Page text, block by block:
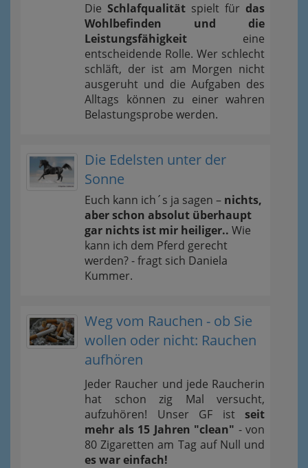
Die Schlafqualität spielt für das
Wohlbefinden und die
Leistungsfähigkeit eine
entscheidende Rolle. Wer schlecht
schläft, der ist am Morgen nicht
ausgeruht und die Aufgaben des
Alltags können zu einer wahren
Belastungsprobe werden.
Die Edelsten unter der
Sonne
Euch kann ich´s ja sagen – nichts,
aber schon absolut überhaupt
gar nichts ist mir heiliger.. Wie
kann ich dem Pferd gerecht
werden? - fragt sich Daniela
Kummer.
Weg vom Rauchen - ob Sie
wollen oder nicht: Rauchen
aufhören
Jeder Raucher und jede Raucherin
hat schon zig Mal versucht,
aufzuhören! Unser GF ist seit
mehr als 15 Jahren "clean" - von
80 Zigaretten am Tag auf Null und
es war einfach!